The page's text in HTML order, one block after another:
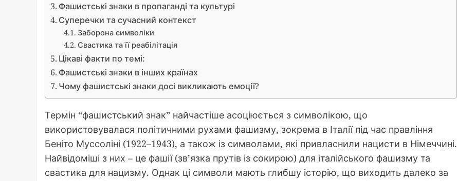
Фашистські знаки в пропаганді та культурі
Суперечки та сучасний контекст
Заборона символіки
Свастика та її реабілітація
Цікаві факти по темі:
Фашистські знаки в інших країнах
Чому фашистські знаки досі викликають емоції?
Термін “фашистський знак” найчастіше асоціюється з символікою, що
використовувалася політичними рухами фашизму, зокрема в Італії під час правління
Беніто Муссоліні (1922–1943), а також із символами, які привласнили нацисти в Німеччині.
Найвідоміші з них – це фашії (зв’язка прутів із сокирою) для італійського фашизму та
свастика для нацизму. Однак ці символи мають глибшу історію, що виходить далеко за